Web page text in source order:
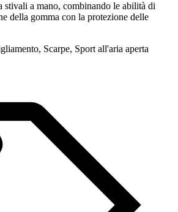
stivali a mano, combinando le abilità di
della gomma con la protezione delle
Scarpe, Sport all'aria aperta